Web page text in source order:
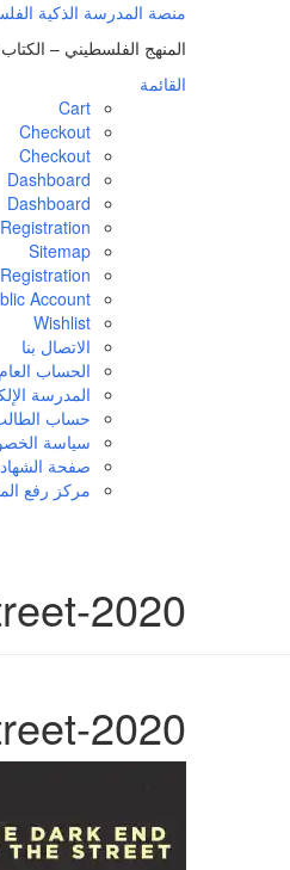
منصة المدرسة الذكية
المنهج الفلسطيني –
القائمة
Cart
Checkout
Checkout
Dashboard
Dashboard
Sitemap
Account
Wishlist
الاتصال بنا
الحساب
المدرسة
حساب
سياسة
صفحة
مركز رفع
2020
2020